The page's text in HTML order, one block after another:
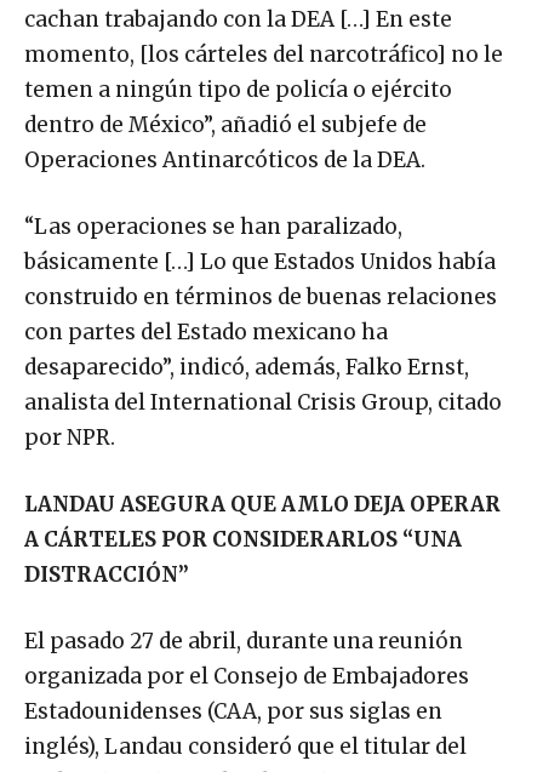
cachan trabajando con la DEA […] En este
momento, [los cárteles del narcotráfico] no le
temen a ningún tipo de policía o ejército
dentro de México”, añadió el subjefe de
Operaciones Antinarcóticos de la DEA.
“Las operaciones se han paralizado,
básicamente […] Lo que Estados Unidos había
construido en términos de buenas relaciones
con partes del Estado mexicano ha
desaparecido”, indicó, además, Falko Ernst,
analista del International Crisis Group, citado
por NPR.
LANDAU ASEGURA QUE AMLO DEJA OPERAR
A CÁRTELES POR CONSIDERARLOS “UNA
DISTRACCIÓN”
El pasado 27 de abril, durante una reunión
organizada por el Consejo de Embajadores
Estadounidenses (CAA, por sus siglas en
inglés), Landau consideró que el titular del